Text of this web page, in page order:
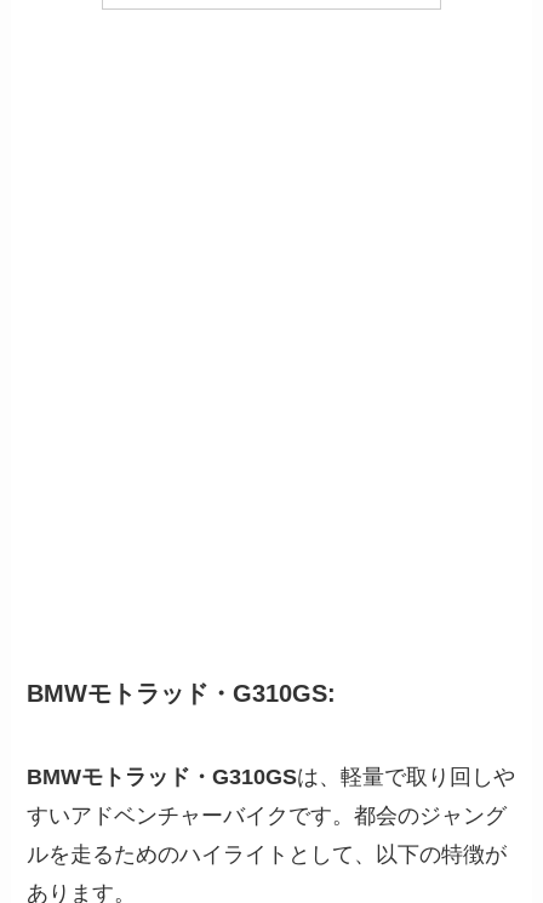
BMWモトラッド・G310GS:
BMWモトラッド・G310GSは、軽量で取り回しや
すいアドベンチャーバイクです。都会のジャング
ルを走るためのハイライトとして、以下の特徴が
あります。